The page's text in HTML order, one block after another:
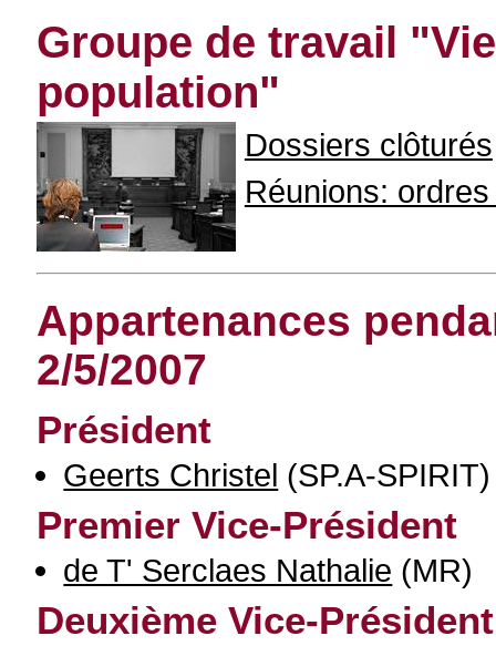
Groupe de travail
population"
Dossiers clôturés
Réunions:
Appartenances
2/5/2007
Président
Geerts Christel (SP.A-SPIRIT)
Premier Vice-Président
de T' Serclaes Nathalie (MR)
Deuxième Vice-Président